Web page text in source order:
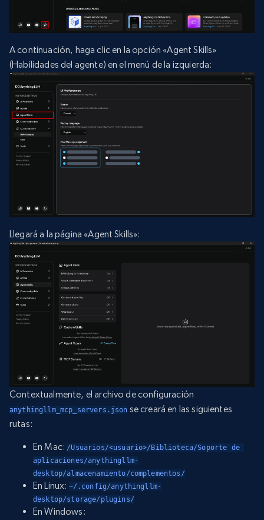
A continuación, haga clic en la opción «Agent Skills»
(Habilidades del agente) en el menú de la izquierda:
Llegará a la página «Agent Skills»:
Contextualmente, el archivo de configuración
anythingllm_mcp_servers.json se creará en las siguientes
rutas:
En Mac: /Usuarios/<usuario>/Biblioteca/Soporte de
aplicaciones/anythingllm-
desktop/almacenamiento/complementos/
En Linux: ~/.config/anythingllm-
desktop/storage/plugins/
En Windows: